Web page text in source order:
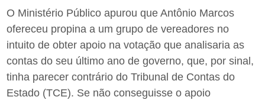
O Ministério Público apurou que Antônio Marcos
ofereceu propina a um grupo de vereadores no
intuito de obter apoio na votação que analisaria as
contas do seu último ano de governo, que, por sinal,
tinha parecer contrário do Tribunal de Contas do
Estado (TCE). Se não conseguisse o apoio